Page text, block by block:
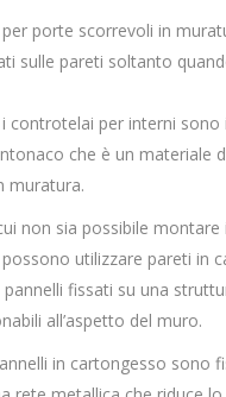
porte scorrevoli in
sulle pareti soltanto
controtelai per interni sono
che è un materiale
muratura.
non sia possibile
utilizzare pareti in
fissati su una
all’aspetto del muro.
in cartongesso sono